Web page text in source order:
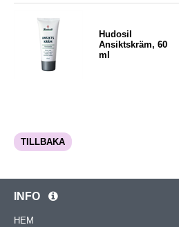
Hudosil
Ansiktskräm, 60
ml
TILLBAKA
INFO
HEM